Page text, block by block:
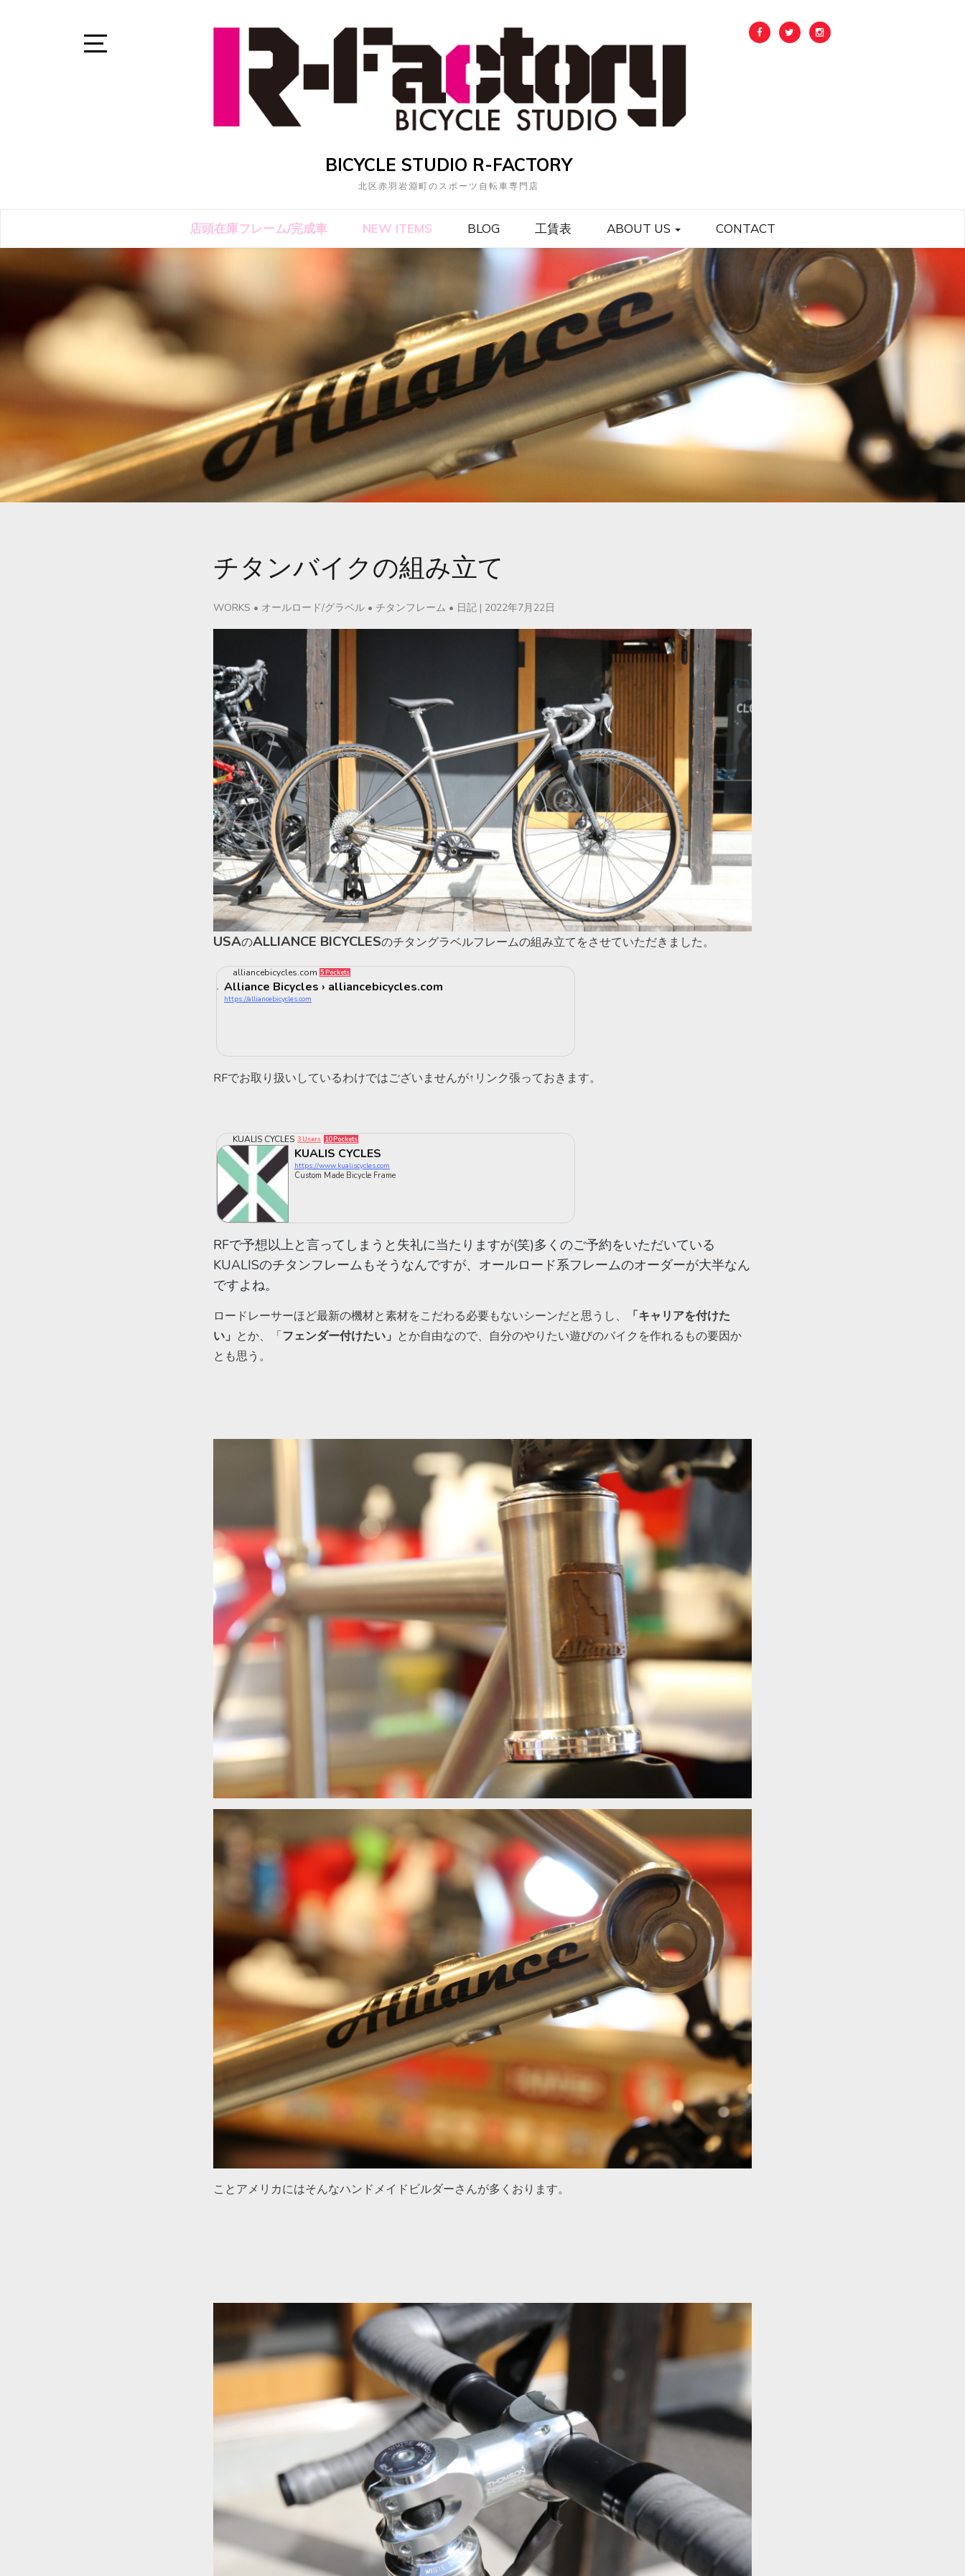
BICYCLE STUDIO R-FACTORY
北区赤羽岩淵町のスポーツ自転車専門店
店頭在庫フレーム/完成車 NEW ITEMS BLOG 工賃表 ABOUT US CONTACT
チタンバイクの組み立て
WORKS • オールロード/グラベル • チタンフレーム • 日記 | 2022年7月22日
USAのALLIANCE BICYCLESのチタングラベルフレームの組み立てをさせていただきました。
alliancebicycles.com 5 Pockets
Alliance Bicycles › alliancebicycles.com
https://alliancebicycles.com
RFでお取り扱いしているわけではございませんが↑リンク張っておきます。
KUALIS CYCLES 3 Users 10 Pockets
KUALIS CYCLES
https://www.kualiscycles.com
Custom Made Bicycle Frame
RFで予想以上と言ってしまうと失礼に当たりますが(笑)多くのご予約をいただいている
KUALISのチタンフレームもそうなんですが、オールロード系フレームのオーダーが大半なん
ですよね。
ロードレーサーほど最新の機材と素材をこだわる必要もないシーンだと思うし、
「キャリアを付けた
い」 とか、「フェンダー付けたい」 とか自由なので、自分のやりたい遊びのバイクを作れるもの要因か
とも思う。
ことアメリカにはそんなハンドメイドビルダーさんが多くおります。